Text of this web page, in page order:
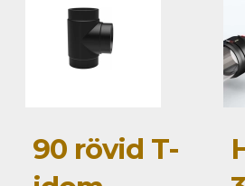
90 rövid T-